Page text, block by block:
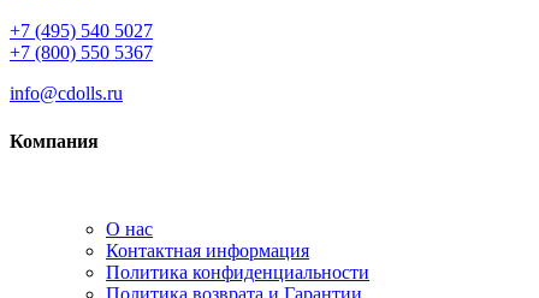
+7 (495) 540 5027
+7 (800) 550 5367
info@cdolls.ru
Компания
О нас
Контактная информация
Политика конфиденциальности
Политика возврата и Гарантии